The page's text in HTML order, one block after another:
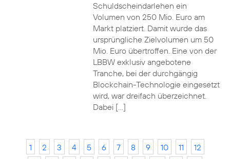
Schuldscheindarlehen ein
Volumen von 250 Mio. Euro am
Markt platziert. Damit wurde das
ursprüngliche Zielvolumen um 50
Mio. Euro übertroffen. Eine von der
LBBW exklusiv angebotene
Tranche, bei der durchgängig
Blockchain-Technologie eingesetzt
wird, war dreifach überzeichnet.
Dabei […]
1 2 3 4 5 6 7 8 9 10 11
12